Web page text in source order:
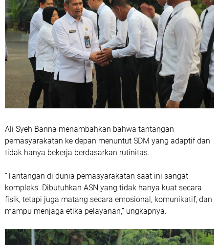
Ali Syeh Banna menambahkan bahwa tantangan
pemasyarakatan ke depan menuntut SDM yang adaptif dan
tidak hanya bekerja berdasarkan rutinitas.
“Tantangan di dunia pemasyarakatan saat ini sangat
kompleks. Dibutuhkan ASN yang tidak hanya kuat secara
fisik, tetapi juga matang secara emosional, komunikatif, dan
mampu menjaga etika pelayanan,” ungkapnya.